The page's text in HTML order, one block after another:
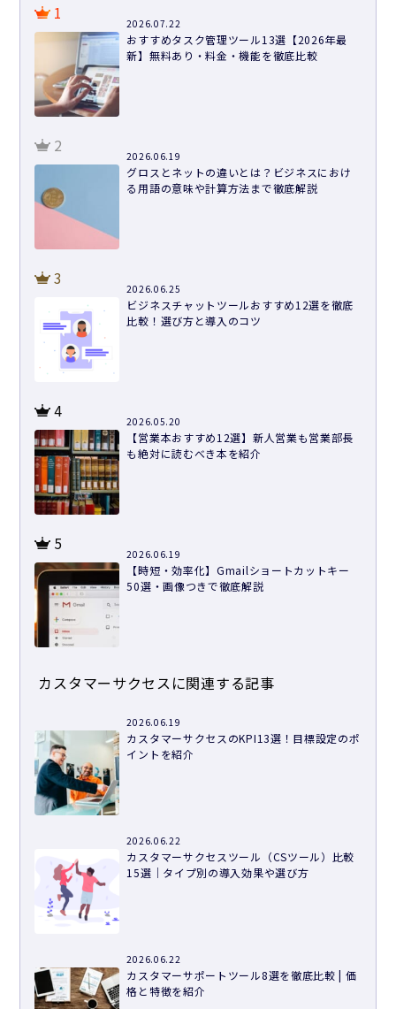
1
2026.07.22
おすすめタスク管理ツール13選【2026年最
新】無料あり・料金・機能を徹底比較
2
2026.06.19
グロスとネットの違いとは？ビジネスにおけ
る用語の意味や計算方法まで徹底解説
3
2026.06.25
ビジネスチャットツールおすすめ12選を徹底
比較！選び方と導入のコツ
4
2026.05.20
【営業本おすすめ12選】新人営業も営業部長
も絶対に読むべき本を紹介
5
2026.06.19
【時短・効率化】Gmailショートカットキー
50選・画像つきで徹底解説
カスタマーサクセスに関連する記事
2026.06.19
カスタマーサクセスのKPI13選！目標設定のポ
イントを紹介
2026.06.22
カスタマーサクセスツール（CSツール）比較
15選｜タイプ別の導入効果や選び方
2026.06.22
カスタマーサポートツール8選を徹底比較 | 価
格と特徴を紹介